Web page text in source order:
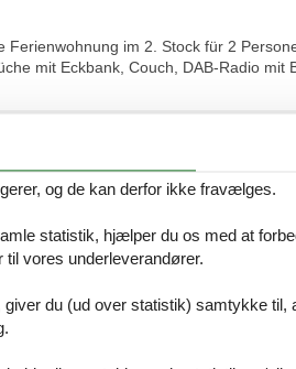
im 2. Stock für 2
mit Eckbank, Couch, DAB-Radio
5,0
Service på stedet:
5 Værdi for
og de kan derfor ikke fravælges.
statistik, hjælper du os med at
vores underleverandører.
du (ud over statistik) samtykke